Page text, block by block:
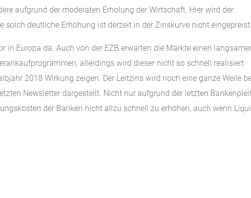
aufgrund der moderaten Erholung der Wirtschaft. Hier wird der
solch deutliche Erhöhung ist derzeit in der Zinskurve nicht eingepreist.
in Europa da. Auch von der EZB erwarten die Märkte einen
allerdings wird dieser nicht so schnell realisiert
2018 Wirkung zeigen. Der Leitzins wird noch eine ganze Weile
Newsletter dargestellt. Nicht nur aufgrund der letzten
der Banken nicht allzu schnell zu erhöhen, auch wenn